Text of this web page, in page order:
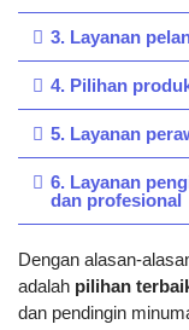
3. Layanan
4. Pilihan
5. Layanan
6. Layanan
dan profesional
Dengan alasan-
adalah pilihan
dan pendingin